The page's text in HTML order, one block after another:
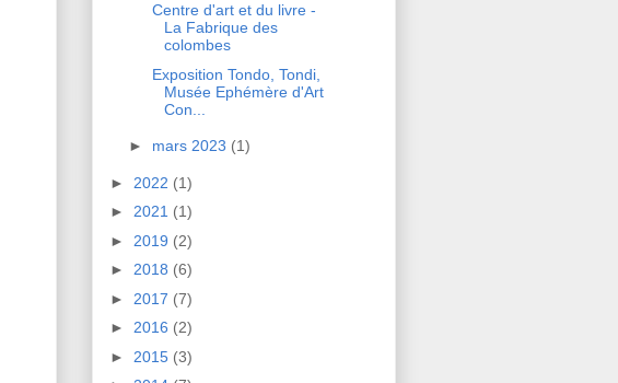
Centre d'art et du livre -
La Fabrique des
colombes
Exposition Tondo, Tondi,
Musée Ephémère d'Art
Con...
► mars 2023 (1)
► 2022 (1)
► 2021 (1)
► 2019 (2)
► 2018 (6)
► 2017 (7)
► 2016 (2)
► 2015 (3)